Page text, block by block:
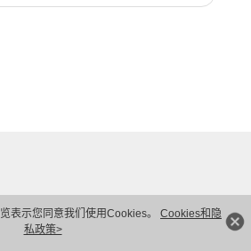
表示您同意我们使用Cookies。 Cookies和隐
私政策>